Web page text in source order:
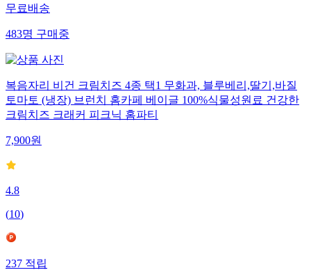
무료배송
483명 구매중
복음자리 비건 크림치즈 4종 택1 무화과, 블루베리,딸기,바질
토마토 (냉장) 브런치 홈카페 베이글 100%식물성원료 건강한
크림치즈 크래커 피크닉 홈파티
7,900원
4.8
(10)
237 적립